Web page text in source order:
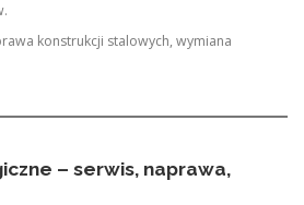
konstrukcji stalowych, wymiana
– serwis, naprawa,